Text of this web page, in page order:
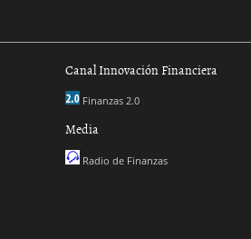
Canal Innovación Financiera
Finanzas 2.0
Media
Radio de Finanzas